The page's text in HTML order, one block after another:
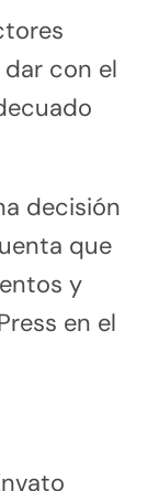
con el
decisión
que
y
en el